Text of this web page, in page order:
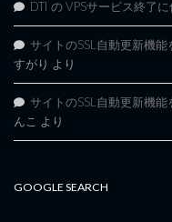
DTI の VPSサービス終了
サイトのSSL自動更新機
すがり より
サイトのSSL自動更新機
んこ より
GOOGLE SEARCH